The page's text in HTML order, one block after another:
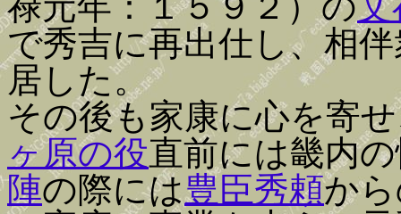
で秀吉に再出仕し、相
居した。
その後も家康に心を寄
ヶ原の役直前には畿内
陣の際には豊臣秀頼か